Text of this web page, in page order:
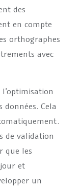
des
en compte
orthographes
avec
Cela
de validation
que les
et
un